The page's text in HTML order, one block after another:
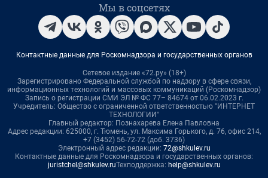
Мы в соцсетях
Контактные данные для Роскомнадзора и государственных органов
Сетевое издание «72.ру» (18+)
Зарегистрировано Федеральной службой по надзору в сфере связи,
информационных технологий и массовых коммуникаций (Роскомнадзор)
Запись о регистрации СМИ ЭЛ № ФС 77– 84674 от 06.02.2023 г.
Учредитель: Общество с ограниченной ответственностью "ИНТЕРНЕТ
ТЕХНОЛОГИИ"
Главный редактор: Познахарева Елена Павловна
Адрес редакции: 625000, г. Тюмень, ул. Максима Горького, д. 76, офис 214,
+7 (3452) 56-72-72 (доб. 3736)
Электронный адрес редакции: 72@shkulev.ru
Контактные данные для Роскомнадзора и государственных органов:
juristchel@shkulev.ruТехподдержка: help@shkulev.ru